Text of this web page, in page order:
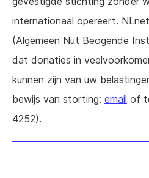
internationaal opereert.
(Algemeen Nut Beogende
dat donaties in
kunnen zijn van uw
bewijs van storting: email of
4252).